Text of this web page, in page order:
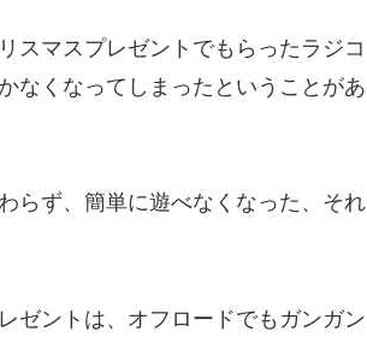
スマスプレゼントでもらったラジコ
なくなってしまったということがあ
らず、簡単に遊べなくなった、それ
ゼントは、オフロードでもガンガン